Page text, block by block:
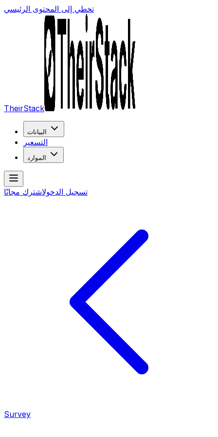
تخطي إلى المحتوى الرئيسي
TheirStack
البيانات
التسعير
الموارد
تسجيل الدخولاشترك مجانًا
Survey